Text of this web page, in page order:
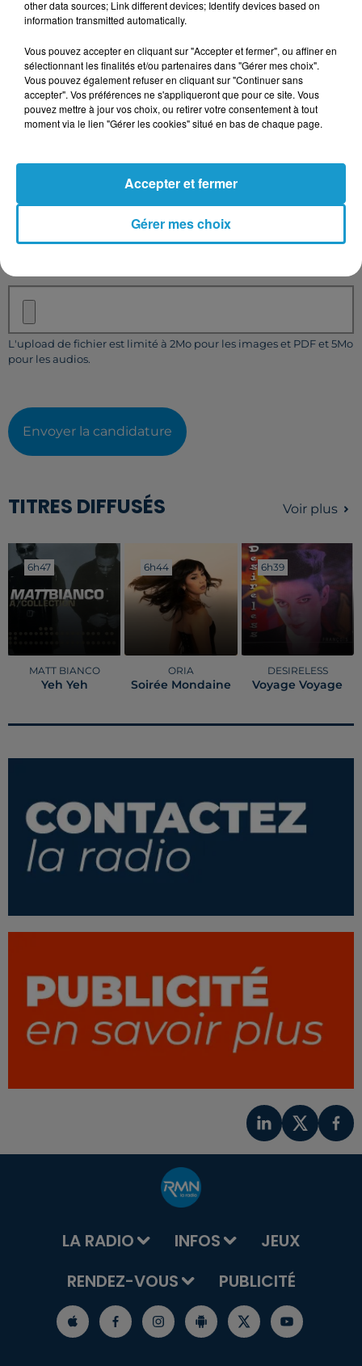
Votre message*
L'upload de fichier est limité à 2Mo pour les images et PDF et 5Mo
pour les audios.
Votre lettre de motivation
L'upload de fichier est limité à 2Mo pour les images et PDF et 5Mo
pour les audios.
Envoyer la candidature
TITRES DIFFUSÉS Voir plus
6h47
6h47
MATT BIANCO
Yeh Yeh
6h44
6h44
ORIA
Soirée Mondaine
6h39
6h39
DESIRELESS
Voyage Voyage
LA RADIO INFOS
JEUX
RENDEZ-VOUS
PUBLICITÉ
other data sources; Link different devices; Identify devices based on
information transmitted automatically.
Vous pouvez accepter en cliquant sur "Accepter et fermer", ou affiner en
sélectionnant les finalités et/ou partenaires dans "Gérer mes choix".
Vous pouvez également refuser en cliquant sur "Continuer sans
accepter". Vos préférences ne s'appliqueront que pour ce site. Vous
pouvez mettre à jour vos choix, ou retirer votre consentement à tout
moment via le lien "Gérer les cookies" situé en bas de chaque page.
Gérer mes choix
Accepter et fermer